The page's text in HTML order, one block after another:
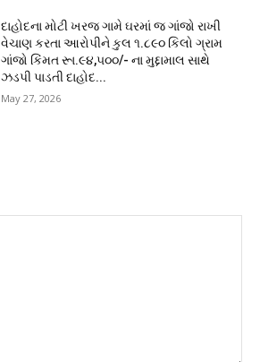
દાહોદના મોટી ખરજ ગામે ઘરમાં જ ગાંજો રાખી
વેચાણ કરતા આરોપીને કુલ ૧.૮૯૦ કિલો ગ્રામ
ગાંજો કિંમત રૂા.૯૪,૫૦૦/- ના મુદ્દામાલ સાથે
ઝડપી પાડતી દાહોદ...
May 27, 2026